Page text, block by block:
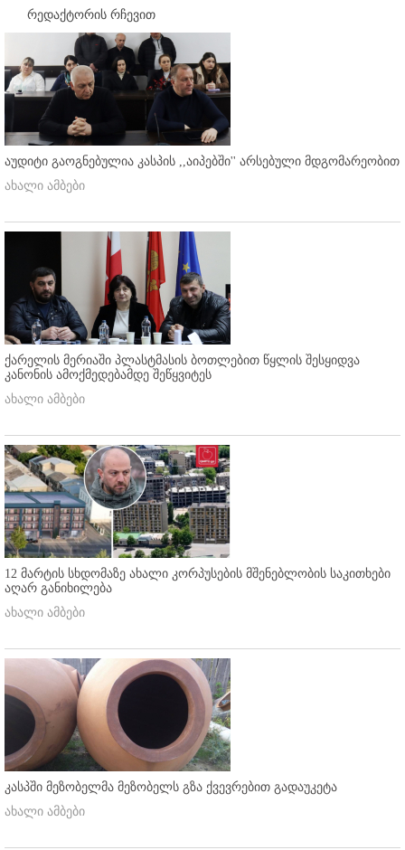
რედაქტორის რჩევით
აუდიტი გაოგნებულია კასპის ,,აიპებში'' არსებული მდგომარეობით
ახალი ამბები
ქარელის მერიაში პლასტმასის ბოთლებით წყლის შესყიდვა
კანონის ამოქმედებამდე შეწყვიტეს
ახალი ამბები
12 მარტის სხდომაზე ახალი კორპუსების მშენებლობის საკითხები
აღარ განიხილება
ახალი ამბები
კასპში მეზობელმა მეზობელს გზა ქვევრებით გადაუკეტა
ახალი ამბები